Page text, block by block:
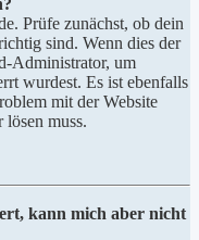
Prüfe zunächst, ob dein
sind. Wenn dies der
Administrator, um
wurdest. Es ist ebenfalls
mit der Website
muss.
kann mich aber nicht